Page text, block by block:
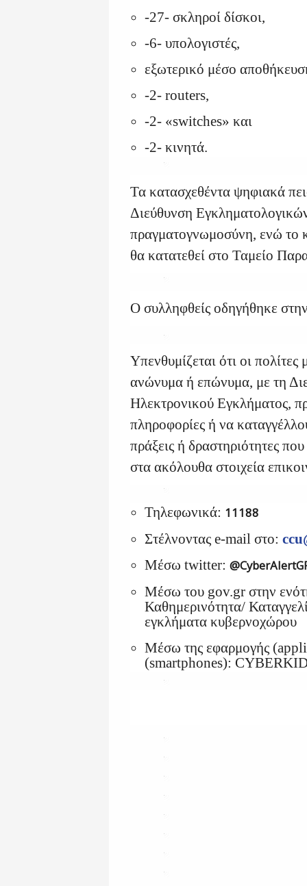
-27- σκληροί δίσκοι,
-6- υπολογιστές,
εξωτερικό μέσο
-2- routers,
-2- «switches» και
-2- κινητά.
Τα κατασχεθέντα ψηφιακά
Διεύθυνση
πραγματογνωμοσύνη, ενώ το
θα κατατεθεί στο Ταμείο
Ο συλληφθείς οδηγήθηκε
Υπενθυμίζεται ότι οι
ανώνυμα ή επώνυμα, με τη
Ηλεκτρονικού Εγκλήματος,
πληροφορίες ή να
πράξεις ή δραστηριότητες
στα ακόλουθα στοιχεία
Τηλεφωνικά: 11188
Στέλνοντας e-mail στο:
Μέσω twitter:
Μέσω του gov.gr στην
Καθημερινότητα/
εγκλήματα κυβερνοχώρου
Μέσω της εφαρμογής
(smartphones):